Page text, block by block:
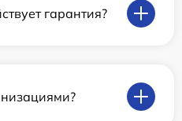
гарантия?